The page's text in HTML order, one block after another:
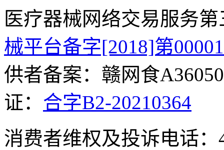
医疗器械网络交易服务
械平台备字[2018]第
供者备案：赣网食
证： 合字B2-20210364
消费者维权及投诉电话：